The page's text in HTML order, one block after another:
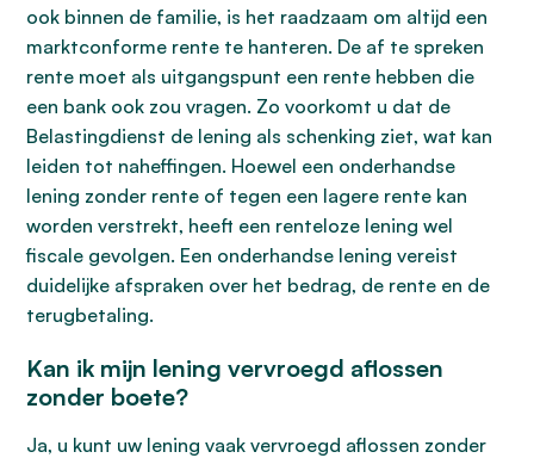
ook binnen de familie, is het raadzaam om altijd een
marktconforme rente te hanteren. De af te spreken
rente moet als uitgangspunt een rente hebben die
een bank ook zou vragen. Zo voorkomt u dat de
Belastingdienst de lening als schenking ziet, wat kan
leiden tot naheffingen. Hoewel een onderhandse
lening zonder rente of tegen een lagere rente kan
worden verstrekt, heeft een renteloze lening wel
fiscale gevolgen. Een onderhandse lening vereist
duidelijke afspraken over het bedrag, de rente en de
terugbetaling.
Kan ik mijn lening vervroegd aflossen
zonder boete?
Ja, u kunt uw lening vaak vervroegd aflossen zonder